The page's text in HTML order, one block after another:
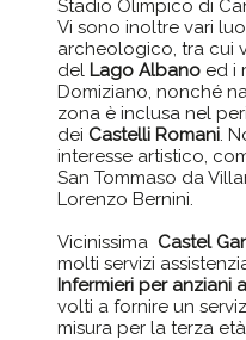
Stadio Olimpico di
Vi sono inoltre vari
archeologico, tra cui
del Lago Albano ed i
Domiziano, nonché
zona è inclusa nel
dei Castelli Romani.
interesse artistico,
San Tommaso da
Lorenzo Bernini.
Vicinissima Castel
molti servizi
Infermieri per anziani
volti a fornire un
misura per la terza